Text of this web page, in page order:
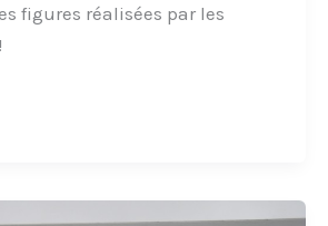
figures réalisées par les
!